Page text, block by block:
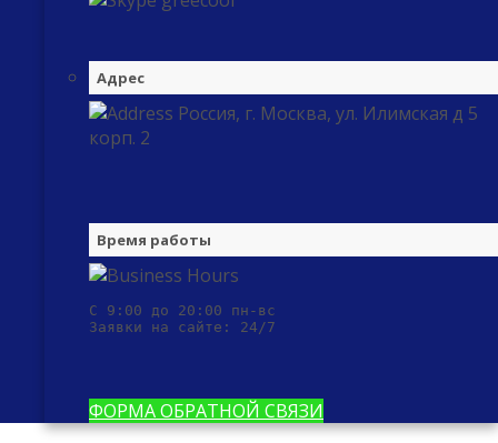
Адрес
Россия, г. Москва, ул. Илимская д 5
корп. 2
Время работы
С 9:00 до 20:00 пн-вс
Заявки на сайте: 24/7
ФОРМА ОБРАТНОЙ СВЯЗИ